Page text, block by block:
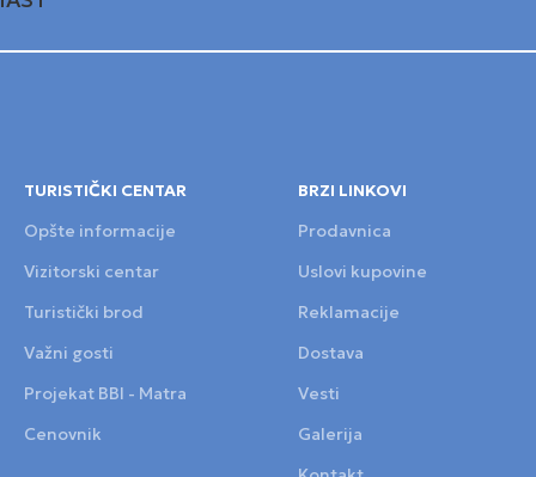
TURISTIČKI CENTAR
Opšte informacije
Vizitorski centar
Turistički brod
Važni gosti
Projekat BBI - Matra
Cenovnik
BRZI LINKOVI
Prodavnica
Uslovi kupovine
Reklamacije
Dostava
Vesti
Galerija